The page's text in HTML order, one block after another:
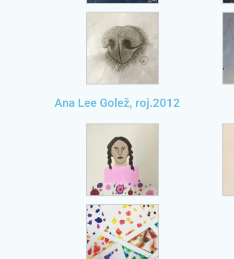
Ana Lee Golež, roj.2012